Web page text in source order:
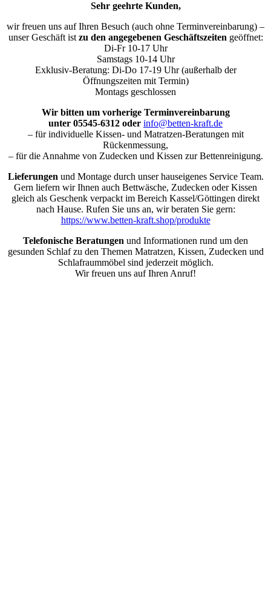
Sehr geehrte Kunden,
wir freuen uns auf Ihren Besuch (auch ohne Terminvereinbarung) –
unser Geschäft ist zu den angegebenen Geschäftszeiten geöffnet:
Di-Fr 10-17 Uhr
Samstags 10-14 Uhr
Exklusiv-Beratung: Di-Do 17-19 Uhr (außerhalb der
Öffnungszeiten mit Termin)
Montags geschlossen
Wir bitten um vorherige Terminvereinbarung
unter 05545-6312 oder info@betten-kraft.de
– für individuelle Kissen- und Matratzen-Beratungen mit
Rückenmessung,
– für die Annahme von Zudecken und Kissen zur Bettenreinigung.
Lieferungen und Montage durch unser hauseigenes Service Team.
Gern liefern wir Ihnen auch Bettwäsche, Zudecken oder Kissen
gleich als Geschenk verpackt im Bereich Kassel/Göttingen direkt
nach Hause. Rufen Sie uns an, wir beraten Sie gern:
https://www.betten-kraft.shop/produkte
Telefonische Beratungen und Informationen rund um den
gesunden Schlaf zu den Themen Matratzen, Kissen, Zudecken und
Schlafraummöbel sind jederzeit möglich.
Wir freuen uns auf Ihren Anruf!